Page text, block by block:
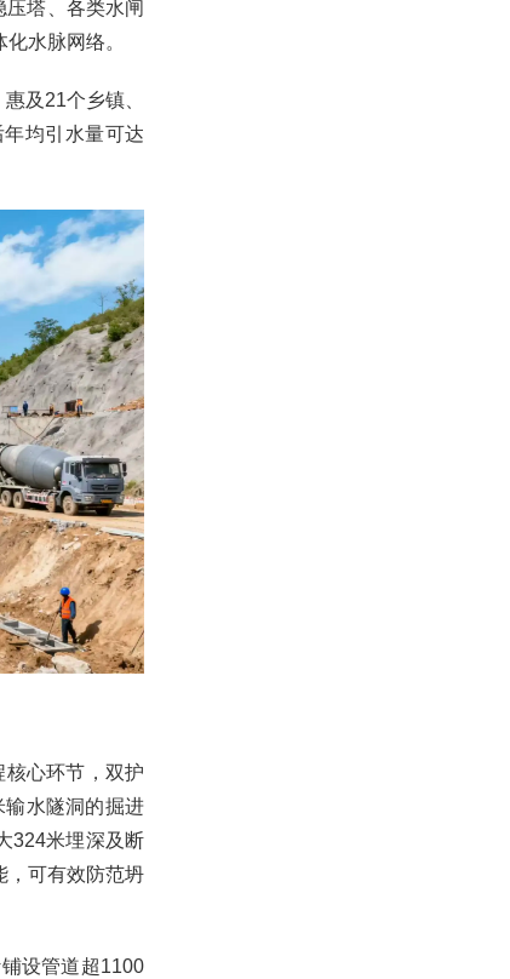
塔、各类水闸
水脉网络。
及21个乡镇、
均引水量可达
核心环节，双护
输水隧洞的掘进
324米埋深及断
，可有效防范坍
设管道超1100